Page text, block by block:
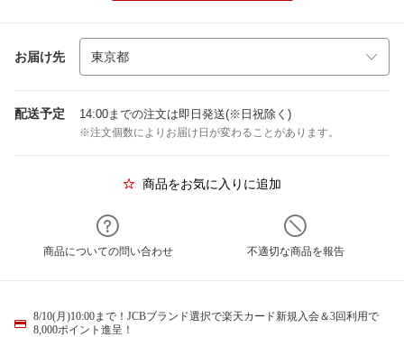
お届け先
配送予定 14:00までの注文は即日発送(※日祝除く)
※注文個数によりお届け日が変わることがあります。
商品をお気に入りに追加
商品についての問い合わせ 不適切な商品を報告
8/10(月)10:00まで！JCBブランド選択で楽天カード新規入会＆3回利用で
8,000ポイント進呈！